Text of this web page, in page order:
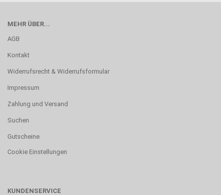
MEHR ÜBER...
AGB
Kontakt
Widerrufsrecht & Widerrufsformular
Impressum
Zahlung und Versand
Suchen
Gutscheine
Cookie Einstellungen
KUNDENSERVICE